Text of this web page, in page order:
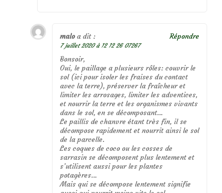
malo a dit :
7 juillet 2020 à 12 12 26 07267
Bonsoir,
Oui, le paillage a plusieurs rôles: couvrir le
sol (ici pour isoler les fraises du contact
avec la terre), préserver la fraîcheur et
limiter les arrosages, limiter les adventices,
et nourrir la terre et les organismes vivants
dans le sol, en se décomposant…
Le paillis de chanvre étant très fin, il se
décompose rapidement et nourrit ainsi le sol
de la parcelle.
Les coques de coco ou les cosses de
sarrasin se décomposent plus lentement et
s’utilisent aussi pour les plantes
potagères…
Mais qui se décompose lentement signifie
Répondre